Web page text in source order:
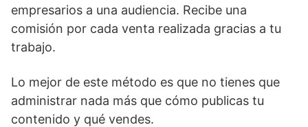
empresarios a una audiencia. Recibe una
comisión por cada venta realizada gracias a tu
trabajo.
Lo mejor de este método es que no tienes que
administrar nada más que cómo publicas tu
contenido y qué vendes.